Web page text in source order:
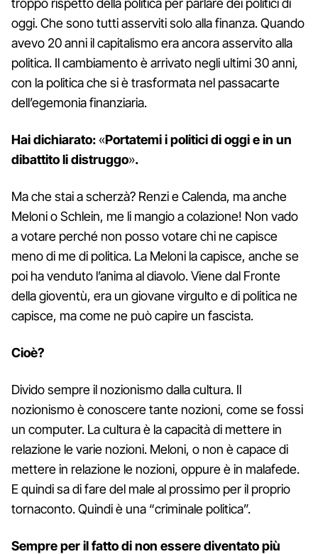
troppo rispetto della politica per parlare dei politici di
oggi. Che sono tutti asserviti solo alla finanza. Quando
avevo 20 anni il capitalismo era ancora asservito alla
politica. Il cambiamento è arrivato negli ultimi 30 anni,
con la politica che si è trasformata nel passacarte
dell’egemonia finanziaria.
Hai dichiarato:«Portatemi i politici di oggi e in un
dibattito li distruggo».
Ma che stai a scherzà? Renzi e Calenda, ma anche
Meloni o Schlein, me li mangio a colazione! Non vado
a votare perché non posso votare chi ne capisce
meno di me di politica. La Meloni la capisce, anche se
poi ha venduto l’anima al diavolo. Viene dal Fronte
della gioventù, era un giovane virgulto e di politica ne
capisce, ma come ne può capire un fascista.
Cioè?
Divido sempre il nozionismo dalla cultura. Il
nozionismo è conoscere tante nozioni, come se fossi
un computer. La cultura è la capacità di mettere in
relazione le varie nozioni. Meloni, o non è capace di
mettere in relazione le nozioni, oppure è in malafede.
E quindi sa di fare del male al prossimo per il proprio
tornaconto. Quindi è una “criminale politica”.
Sempre per il fatto di non essere diventato più